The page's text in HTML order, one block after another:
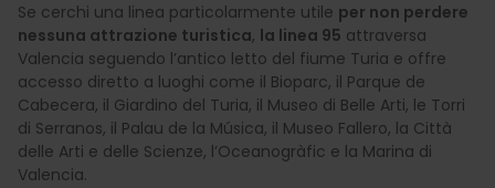
Se cerchi una linea particolarmente utile per non perdere
nessuna attrazione turistica, la linea 95 attraversa
Valencia seguendo l’antico letto del fiume Turia e offre
accesso diretto a luoghi come il Bioparc, il Parque de
Cabecera, il Giardino del Turia, il Museo di Belle Arti, le Torri
di Serranos, il Palau de la Música, il Museo Fallero, la Città
delle Arti e delle Scienze, l’Oceanogràfic e la Marina di
Valencia.